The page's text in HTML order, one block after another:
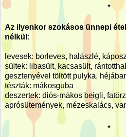
*
Az ilyenkor szokásos ünnepi
nélkül:
levesek: borleves, halászlé,
sültek: libasült, kacsasült,
gesztenyével töltött pulyka,
tészták: mákosguba
deszertek: diós-mákos beigli,
aprósütemények, mézeskalács,
*